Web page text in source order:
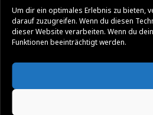
Um dir ein optimales Erlebnis zu bieten,
darauf zuzugreifen. Wenn du diesen
dieser Website verarbeiten. Wenn du
Funktionen beeinträchtigt werden.
web:www.jazzundkunst.net
SITEMAP
AGB /